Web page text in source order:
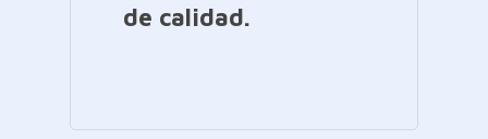
de calidad.